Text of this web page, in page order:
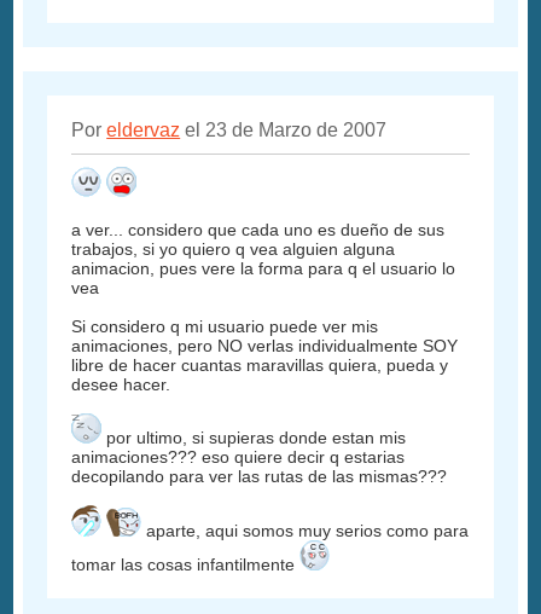
Poreldervaz el 23 de Marzo de 2007
a ver... considero que cada uno es dueño de sus
trabajos, si yo quiero q vea alguien alguna
animacion, pues vere la forma para q el usuario lo
vea
Si considero q mi usuario puede ver mis
animaciones, pero NO verlas individualmente SOY
libre de hacer cuantas maravillas quiera, pueda y
desee hacer.
por ultimo, si supieras donde estan mis
animaciones??? eso quiere decir q estarias
decopilando para ver las rutas de las mismas???
aparte, aqui somos muy serios como para
tomar las cosas infantilmente